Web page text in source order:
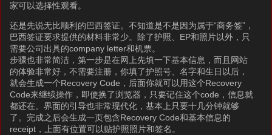
家可以选择性观看。
还是先说无比顺利的巴西签证。不知道是不是因为属于“商务签”，
巴西签证要求提供的材料非常少。除了护照、EP和照片以外，只
需要公司出具的company letter和机票。
步骤也非常简洁，第一步是在网上先填一下基本信息，而且网站
的体验非常好，不需要注册，你填了护照号、名字和生日以后，
就会生成一个Recovery Code，后面你就可以用这个Recovery
Code来继续操作，即使换了浏览器，只要记住这个code，信息就
都还在。界面的引导也非常现代化，基本上只要十几分钟就够
了。完成之后会生成一页包含Recovery Code和基本信息的
receipt，上面有位置可以贴护照照片和签名。